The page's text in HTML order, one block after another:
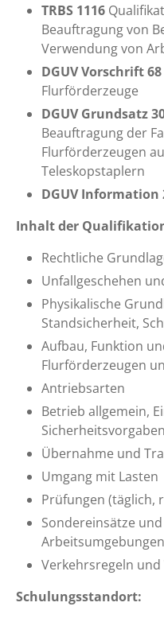
TRBS 1116
Beauftragung von
Verwendung von
DGUV Vorschrift 68
Flurförderzeuge
DGUV Grundsatz
Beauftragung der
Flurförderzeugen
Teleskopstaplern
DGUV Information
Inhalt der
Rechtliche
Unfallgeschehen
Physikalische
Standsicherheit,
Aufbau, Funktion
Flurförderzeugen
Antriebsarten
Betrieb allgemein,
Sicherheitsvorgaben
Übernahme und
Umgang mit Lasten
Prüfungen (täglich,
Sondereinsätze
Arbeitsumgebungen
Verkehrsregeln und
Schulungsstandort: